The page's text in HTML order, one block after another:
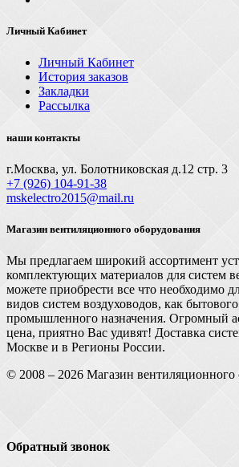
Личный Кабинет
Личный Кабинет
История заказов
Закладки
Рассылка
наши контакты
г.Москва, ул. Болотниковская д.12 стр. 3
+7 (926) 104-91-З8
mskelectro2015@mail.ru
Магазин вентиляционного оборудования
Мы предлагаем широкий ассортимент
комплектующих материалов для систем
можете приобрести все что необходимо
видов систем воздуховодов, как
промышленного назначения. Огромный
цена, приятно Вас удивят! Доставка
Москве и в Регионы России.
© 2008 – 2026 Магазин вентиляционного
Обратный звонок